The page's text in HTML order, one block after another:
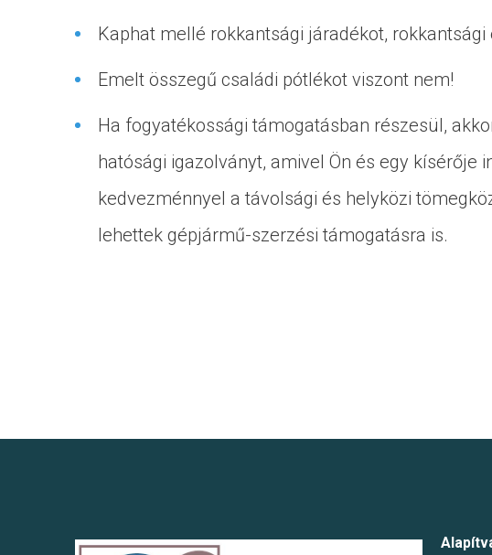
Kaphat mellé rokkantsági járadékot,
Emelt összegű családi pótlékot viszont nem!
Ha fogyatékossági támogatásban részesül,
hatósági igazolványt, amivel Ön és egy kísérője
kedvezménnyel a távolsági és helyközi
lehettek gépjármű-szerzési támogatásra is.